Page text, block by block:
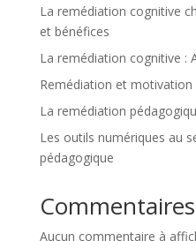
La remédiation cognitive
et bénéfices
La remédiation cognitive :
Remédiation et motivation
La remédiation
Les outils numériques au
pédagogique
Aucun commentaire à